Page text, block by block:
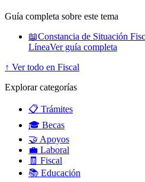
Guía completa sobre este tema
📖Constancia de Situación
LíneaVer guía completa
↑ Ver todo en Fiscal
Explorar categorías
📋 Trámites
🎓 Becas
🤝 Apoyos
💼 Laboral
🧾 Fiscal
📚 Educación